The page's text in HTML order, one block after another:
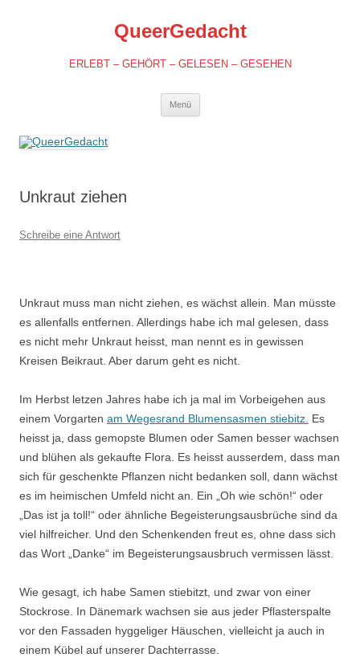
QueerGedacht
ERLEBT – GEHÖRT – GELESEN – GESEHEN
Menü
Unkraut ziehen
Schreibe eine Antwort
Unkraut muss man nicht ziehen, es wächst allein. Man müsste
es allenfalls entfernen. Allerdings habe ich mal gelesen, dass
es nicht mehr Unkraut heisst, man nennt es in gewissen
Kreisen Beikraut. Aber darum geht es nicht.
Im Herbst letzen Jahres habe ich ja mal im Vorbeigehen aus
einem Vorgarten am Wegesrand Blumensasmen stiebitz. Es
heisst ja, dass gemopste Blumen oder Samen besser wachsen
und blühen als gekaufte Flora. Es heisst ausserdem, dass man
sich für geschenkte Pflanzen nicht bedanken soll, dann wächst
es im heimischen Umfeld nicht an. Ein „Oh wie schön!“ oder
„Das ist ja toll!“ oder ähnliche Begeisterungsausbrüche sind da
viel hilfreicher. Und den Schenkenden freut es, ohne dass sich
das Wort „Danke“ im Begeisterungsausbruch vermissen lässt.
Wie gesagt, ich habe Samen stiebitzt, und zwar von einer
Stockrose. In Dänemark wachsen sie aus jeder Pflasterspalte
vor den Fassaden hyggeliger Häuschen, vielleicht ja auch in
einem Kübel auf unserer Dachterrasse.